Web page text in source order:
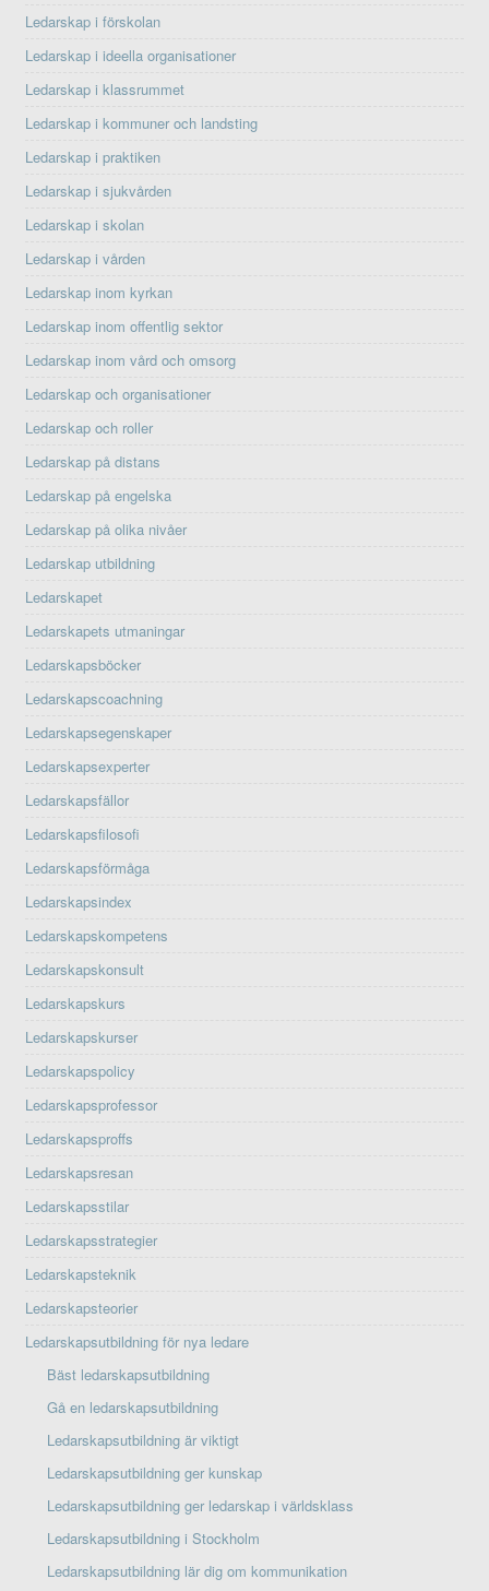
Ledarskap i förskolan
Ledarskap i ideella organisationer
Ledarskap i klassrummet
Ledarskap i kommuner och landsting
Ledarskap i praktiken
Ledarskap i sjukvården
Ledarskap i skolan
Ledarskap i vården
Ledarskap inom kyrkan
Ledarskap inom offentlig sektor
Ledarskap inom vård och omsorg
Ledarskap och organisationer
Ledarskap och roller
Ledarskap på distans
Ledarskap på engelska
Ledarskap på olika nivåer
Ledarskap utbildning
Ledarskapet
Ledarskapets utmaningar
Ledarskapsböcker
Ledarskapscoachning
Ledarskapsegenskaper
Ledarskapsexperter
Ledarskapsfällor
Ledarskapsfilosofi
Ledarskapsförmåga
Ledarskapsindex
Ledarskapskompetens
Ledarskapskonsult
Ledarskapskurs
Ledarskapskurser
Ledarskapspolicy
Ledarskapsprofessor
Ledarskapsproffs
Ledarskapsresan
Ledarskapsstilar
Ledarskapsstrategier
Ledarskapsteknik
Ledarskapsteorier
Ledarskapsutbildning för nya ledare
Bäst ledarskapsutbildning
Gå en ledarskapsutbildning
Ledarskapsutbildning är viktigt
Ledarskapsutbildning ger kunskap
Ledarskapsutbildning ger ledarskap i världsklass
Ledarskapsutbildning i Stockholm
Ledarskapsutbildning lär dig om kommunikation